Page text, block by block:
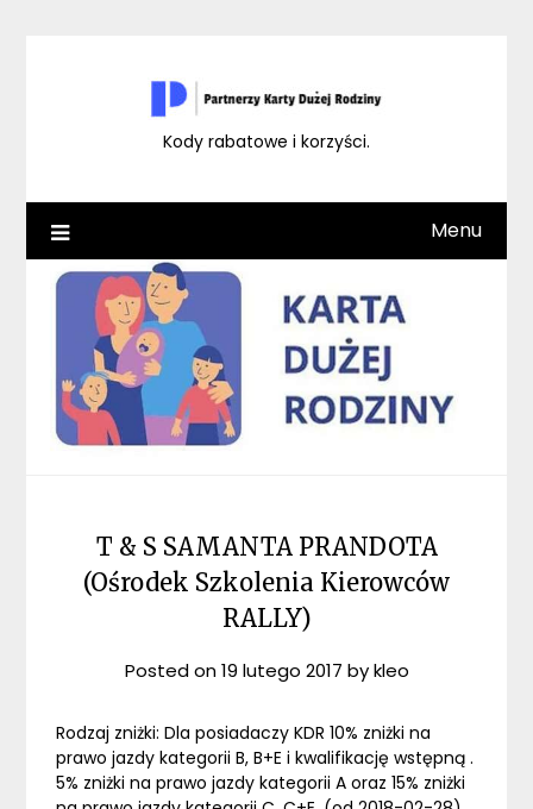
Kody rabatowe i korzyści.
Menu
T & S SAMANTA PRANDOTA
(Ośrodek Szkolenia Kierowców
RALLY)
Posted on19 lutego 2017 bykleo
Rodzaj zniżki: Dla posiadaczy KDR 10% zniżki na
prawo jazdy kategorii B, B+E i kwalifikację wstępną .
5% zniżki na prawo jazdy kategorii A oraz 15% zniżki